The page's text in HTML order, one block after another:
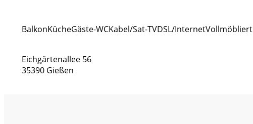
BalkonKücheGäste-WCKabel/Sat-TVDSL/InternetVollmöbliert
Eichgärtenallee 56
35390 Gießen